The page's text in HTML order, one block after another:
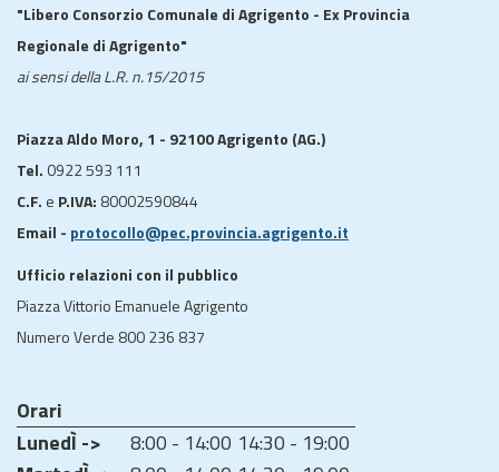
"Libero Consorzio Comunale di Agrigento - Ex Provincia
Regionale di Agrigento"
ai sensi della L.R. n.15/2015
Piazza Aldo Moro, 1 - 92100 Agrigento (AG.)
Tel. 0922 593 111
C.F. e P.IVA: 80002590844
Email - protocollo@pec.provincia.agrigento.it
Ufficio relazioni con il pubblico
Piazza Vittorio Emanuele Agrigento
Numero Verde 800 236 837
Orari
LunedÌ ->
8:00 - 14:00 14:30 - 19:00